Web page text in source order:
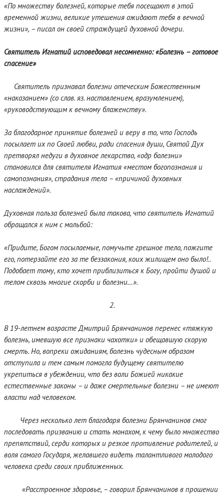
«По множеству болезней, которые тебя посещают в этой
временной жизни, великие утешения ожидают тебя в вечной
жизни», – писал он своей страждущей духовной дочери.
Святитель Игнатий исповедовал несомненно: «Болезнь – готовое
спасение»
Святитель признавал болезни отеческим Божественным
«наказанием» (со слав. яз. наставлением, вразумлением),
«руководствующим к вечному блаженству».
За благодарное принятие болезней и веру в то, что Господь
посылает их по Своей любви, ради спасения души, Святой Дух
претворял недуги в духовное лекарство, «одр болезни»
становился для святителя Игнатия «местом богопознания и
самопознания», страдания тела – «причиной духовных
наслаждений».
Духовная польза болезней была такова, что святитель Игнатий
обращался к ним с мольбой:
«Придите, Богом посылаемые, помучьте грешное тело, пожгите
его, потерзайте его за те беззакония, коих жилищем оно было!..
Подобает тому, кто хочет приблизиться к Богу, пройти душой и
телом сквозь многие скорби и болезни…».
2.
В 19-летнем возрасте Дмитрий Брянчанинов перенес «тяжкую
болезнь, имевшую все признаки чахотки» и обещавшую скорую
смерть. Но, вопреки ожиданиям, болезнь чудесным образом
отступила и тем самым помогла будущему святителю
укрепиться в убеждении, что без воли Божией никакие
естественные законы – и даже смертельные болезни – не имеют
власти над человеком.
Через несколько лет благодаря болезни Брянчанинов смог
последовать призванию и стать монахом, к чему было множество
препятствий, серди которых и резкое противление родителей, и
воля самого Государя, желавшего видеть талантливого молодого
человека среди своих приближенных.
«Расстроенное здоровье, – говорил Брянчанинов в прошении